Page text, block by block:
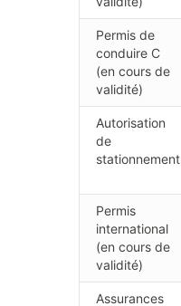
Permis de
conduire C
(en cours de
validité)
Autorisation
de
stationnement
Permis
international
(en cours de
validité)
Assurances